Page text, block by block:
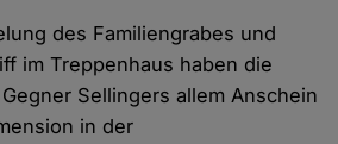
des Familiengrabes und
im Treppenhaus haben die
Sellingers allem Anschein
in der